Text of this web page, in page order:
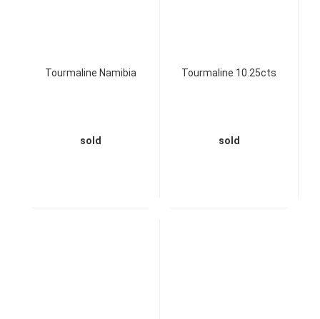
Tourmaline Namibia
sold
Tourmaline 10.25cts
sold